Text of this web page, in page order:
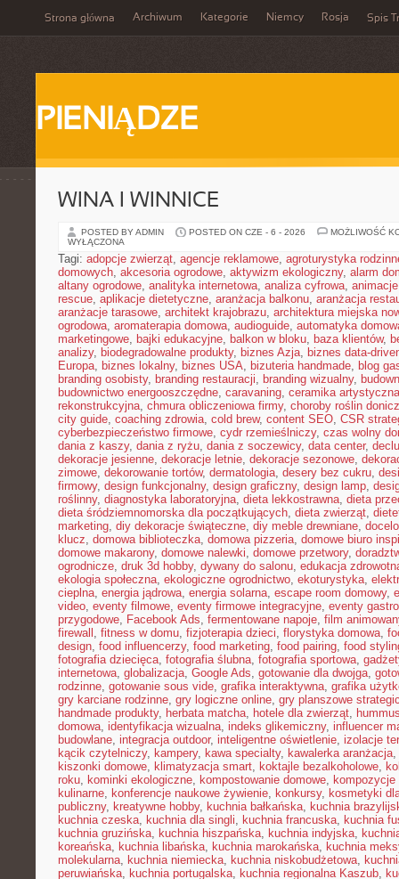
Strona główna Archiwum Kategorie Niemcy Rosja Spis
PIENIĄDZE
WINA I WINNICE
POSTED BY ADMIN POSTED ON CZE - 6 - 2026
MOŻLIWOŚĆ
WYŁĄCZONA
Tagi: adopcje zwierząt, agencje reklamowe, agroturystyka
domowych, akcesoria ogrodowe, aktywizm ekologiczny, alarm
altany ogrodowe, analityka internetowa, analiza cyfrowa,
rescue, aplikacje dietetyczne, aranżacja balkonu, aranżacja
aranżacje tarasowe, architekt krajobrazu, architektura miejska
ogrodowa, aromaterapia domowa, audioguide, automatyka
marketingowe, bajki edukacyjne, balkon w bloku, baza klientów,
analizy, biodegradowalne produkty, biznes Azja, biznes data-
Europa, biznes lokalny, biznes USA, bizuteria handmade, blog
branding osobisty, branding restauracji, branding wizualny,
budownictwo energooszczędne, caravaning, ceramika artystyczna
rekonstrukcyjna, chmura obliczeniowa firmy, choroby roślin
city guide, coaching zdrowia, cold brew, content SEO, CSR
cyberbezpieczeństwo firmowe, cydr rzemieślniczy, czas wolny
dania z kaszy, dania z ryżu, dania z soczewicy, data center,
dekoracje jesienne, dekoracje letnie, dekoracje sezonowe,
zimowe, dekorowanie tortów, dermatologia, desery bez cukru,
firmowy, design funkcjonalny, design graficzny, design lamp,
roślinny, diagnostyka laboratoryjna, dieta lekkostrawna, dieta
dieta śródziemnomorska dla początkujących, dieta zwierząt,
marketing, diy dekoracje świąteczne, diy meble drewniane,
klucz, domowa biblioteczka, domowa pizzeria, domowe biuro
domowe makarony, domowe nalewki, domowe przetwory,
ogrodnicze, druk 3d hobby, dywany do salonu, edukacja
ekologia społeczna, ekologiczne ogrodnictwo, ekoturystyka,
cieplna, energia jądrowa, energia solarna, escape room domowy,
video, eventy filmowe, eventy firmowe integracyjne, eventy
przygodowe, Facebook Ads, fermentowane napoje, film
firewall , fitness w domu, fizjoterapia dzieci, florystyka domowa,
design, food influencerzy, food marketing, food pairing, food
fotografia dziecięca, fotografia ślubna, fotografia sportowa,
internetowa, globalizacja, Google Ads, gotowanie dla dwojga,
rodzinne, gotowanie sous vide, grafika interaktywna, grafika
gry karciane rodzinne, gry logiczne online, gry planszowe
handmade produkty, herbata matcha, hotele dla zwierząt,
domowa, identyfikacja wizualna, indeks glikemiczny, influencer
budowlane, integracja outdoor, inteligentne oświetlenie, izolacje
kącik czytelniczy, kampery, kawa specialty, kawalerka aranżacja,
kiszonki domowe, klimatyzacja smart, koktajle bezalkoholowe,
roku, kominki ekologiczne, kompostowanie domowe, kompozycje
kulinarne, konferencje naukowe żywienie, konkursy, kosmetyki
publiczny, kreatywne hobby, kuchnia bałkańska, kuchnia
kuchnia czeska, kuchnia dla singli, kuchnia francuska, kuchnia
kuchnia gruzińska, kuchnia hiszpańska, kuchnia indyjska,
koreańska, kuchnia libańska, kuchnia marokańska, kuchnia
molekularna, kuchnia niemiecka, kuchnia niskobudżetowa,
peruwiańska, kuchnia portugalska, kuchnia regionalna Kaszub,